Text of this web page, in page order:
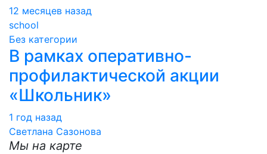
12 месяцев назад
school
Без категории
В рамках оперативно-
профилактической акции
«Школьник»
1 год назад
Светлана Сазонова
Мы на карте